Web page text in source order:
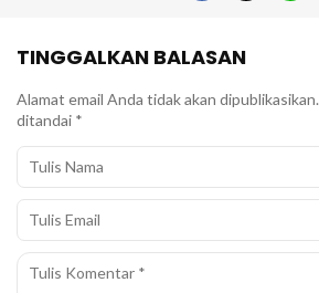
TINGGALKAN BALASAN
Alamat email Anda tidak akan dipublikasikan.
ditandai *